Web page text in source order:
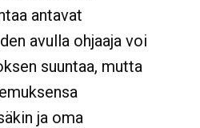
antavat
avulla ohjaaja voi
suuntaa, mutta
ja oma